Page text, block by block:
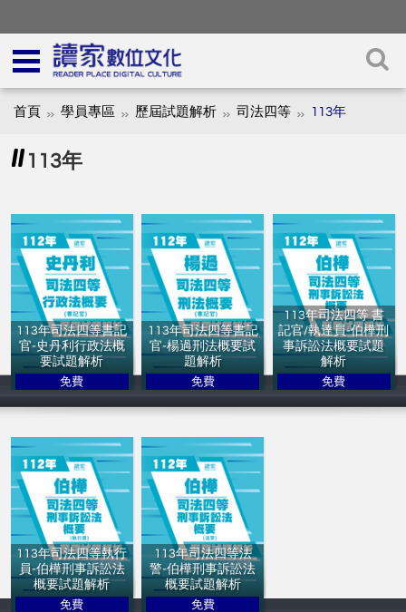
首頁 學員專區 歷屆試題解析 司法四等 113年
113年
113年司法四等書記
官-史丹利行政法概
要試題解析
讀家補習班
免費
113年司法四等書記
官-楊過刑法概要試
題解析
讀家補習班
免費
113年司法四等 書
記官/執達員-伯樺刑
事訴訟法概要試題
解析
讀家補習班
免費
113年司法四等執行
員-伯樺刑事訴訟法
概要試題解析
免費
113年司法四等法
警-伯樺刑事訴訟法
概要試題解析
免費